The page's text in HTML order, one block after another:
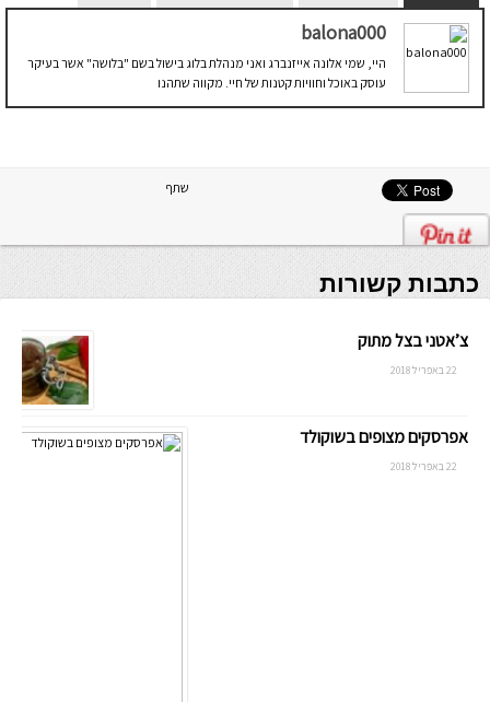
balona000
היי, שמי אלונה אייזנברג ואני מנהלת בלוג בישול בשם "בלושה" אשר בעיקר
עוסק באוכל וחוויות קטנות של חיי. מקווה שתהנו
שתף
כתבות קשורות
צ’אטני בצל מתוק
22 באפריל 2018
אפרסקים מצופים בשוקולד
22 באפריל 2018